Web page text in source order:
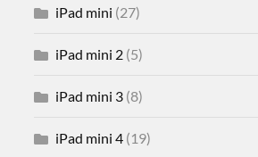
iPad mini (27)
iPad mini 2 (5)
iPad mini 3 (8)
iPad mini 4 (19)